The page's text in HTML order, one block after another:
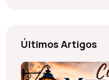
Últimos Artigos